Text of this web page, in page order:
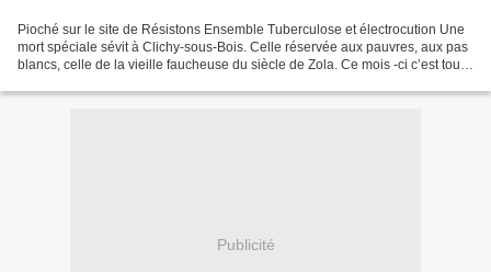
Pioché sur le site de Résistons Ensemble Tuberculose et électrocution Une
mort spéciale sévit à Clichy-sous-Bois. Celle réservée aux pauvres, aux pas
blancs, celle de la vieille faucheuse du siècle de Zola. Ce mois -ci c’est tout
Publicité